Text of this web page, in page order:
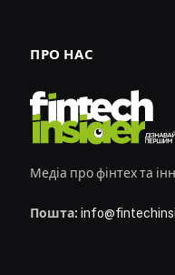
ПРО НАС
Медіа про фінтех та
Пошта: